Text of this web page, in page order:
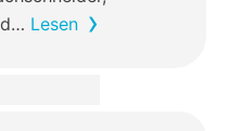
Lesen